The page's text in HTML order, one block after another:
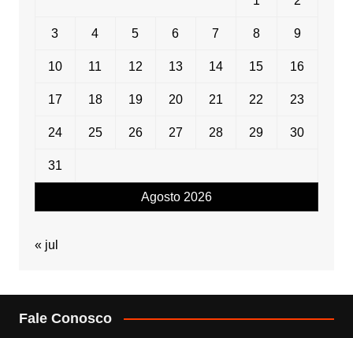
Agosto 2026
3 4 5 6 7 8 9
10 11 12 13 14 15 16
17 18 19 20 21 22 23
24 25 26 27 28 29 30
31
« jul
Fale Conosco